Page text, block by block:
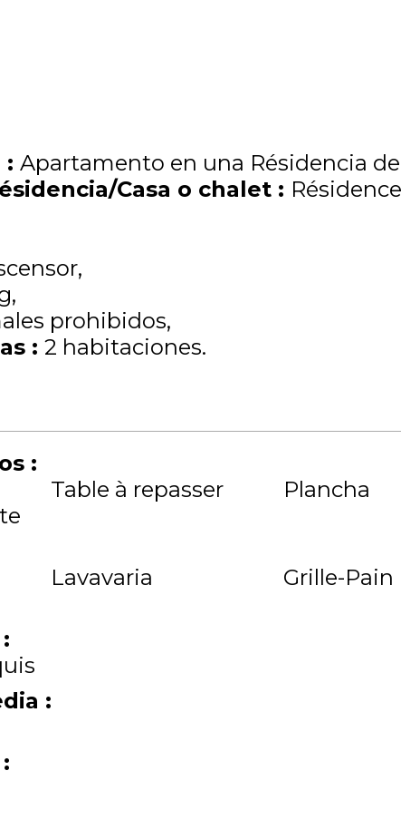
: Apartamento en una Résidencia
Casa o chalet : Résidence
prohibidos
: 2 habitaciones
:
Table à repasser
Plancha
Lavavaria
Grille-Pain
:
:
: